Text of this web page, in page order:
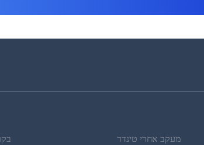
מעקב אחרי טינדר